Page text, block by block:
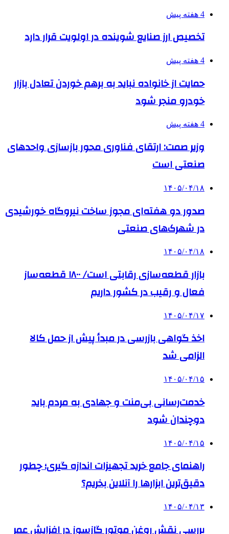
4 هفته پیش
تخصیص ارز صنایع شوینده در اولویت قرار دارد
4 هفته پیش
حمایت از خانواده نباید به برهم خوردن تعادل بازار
خودرو منجر شود
4 هفته پیش
وزیر صمت: ارتقای فناوری محور بازسازی واحدهای
صنعتی است
۱۴۰۵/۰۴/۱۸
صدور دو هفته‌ای مجوز ساخت نیروگاه خورشیدی
در شهرک‌های صنعتی
۱۴۰۵/۰۴/۱۸
بازار قطعه‌سازی رقابتی است/ ۱۸۰۰ قطعه‌ساز
فعال و رقیب در کشور داریم
۱۴۰۵/۰۴/۱۷
اخذ گواهی بازرسی در مبدأ پیش از حمل کالا
الزامی شد
۱۴۰۵/۰۴/۱۵
خدمت‌رسانی بی‌منت و جهادی به مردم باید
دوچندان شود
۱۴۰۵/۰۴/۱۵
راهنمای جامع خرید تجهیزات اندازه گیری؛ چطور
دقیق‌ترین ابزارها را آنلاین بخریم؟
۱۴۰۵/۰۴/۱۳
بررسی نقش روغن موتور گازسوز در افزایش عمر